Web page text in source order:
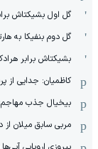
گل اول بشیکتاش
گل دوم بنفیکا به
بشیکتاش برابر هرادک
کاظمیان: جدایی
بیخیال جذب مهاجم:
مربی سابق میلان از